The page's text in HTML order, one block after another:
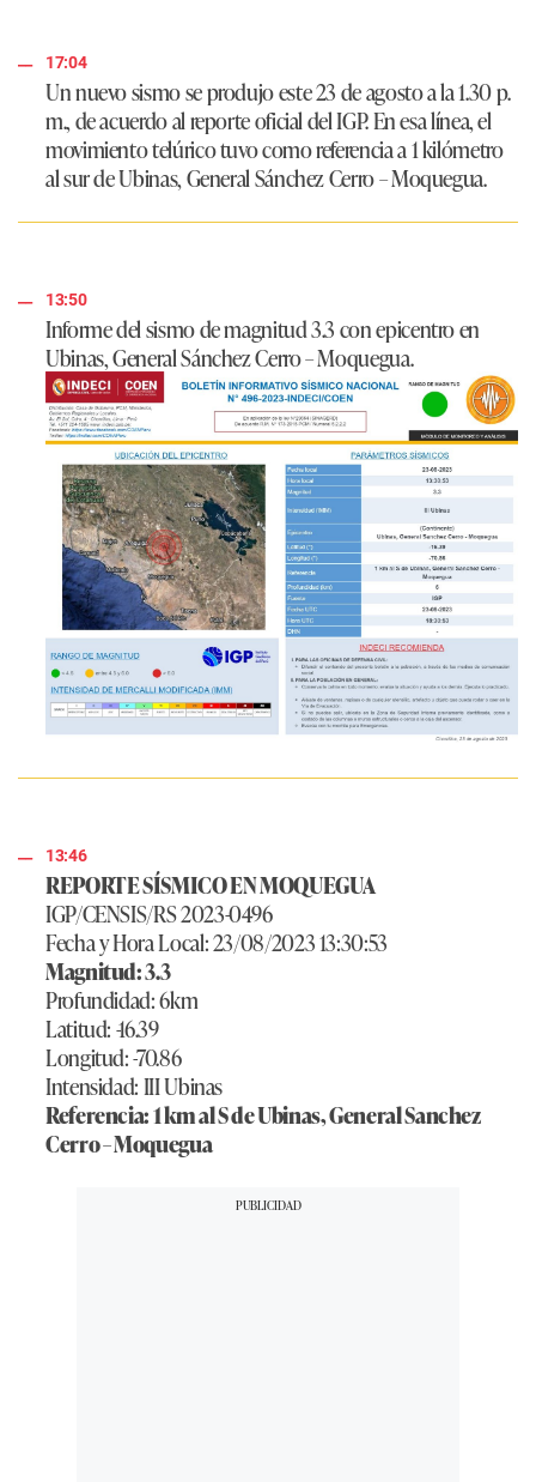
17:04
Un nuevo sismo se produjo este 23 de agosto a la 1.30 p.
m., de acuerdo al reporte oficial del IGP. En esa línea, el
movimiento telúrico tuvo como referencia a 1 kilómetro
al sur de Ubinas, General Sánchez Cerro – Moquegua.
13:50
Informe del sismo de magnitud 3.3 con epicentro en
Ubinas, General Sánchez Cerro – Moquegua.
13:46
REPORTE SÍSMICO EN MOQUEGUA
IGP/CENSIS/RS 2023-0496
Fecha y Hora Local: 23/08/2023 13:30:53
Magnitud: 3.3
Profundidad: 6km
Latitud: -16.39
Longitud: -70.86
Intensidad: III Ubinas
Referencia: 1 km al S de Ubinas, General Sanchez
Cerro – Moquegua